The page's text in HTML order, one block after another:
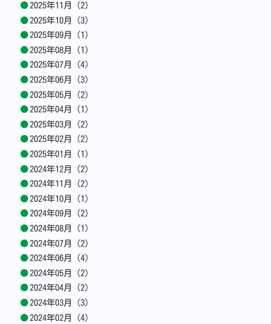
2025年11月 (2)
2025年10月 (3)
2025年09月 (1)
2025年08月 (1)
2025年07月 (4)
2025年06月 (3)
2025年05月 (2)
2025年04月 (1)
2025年03月 (2)
2025年02月 (2)
2025年01月 (1)
2024年12月 (2)
2024年11月 (2)
2024年10月 (1)
2024年09月 (2)
2024年08月 (1)
2024年07月 (2)
2024年06月 (4)
2024年05月 (2)
2024年04月 (2)
2024年03月 (3)
2024年02月 (4)